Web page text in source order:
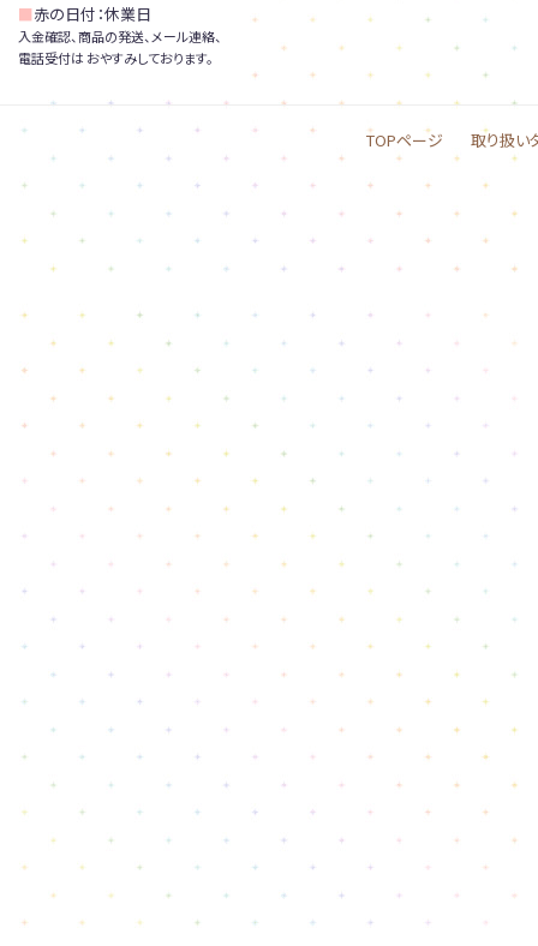
■赤の日付：休業日
入金確認、商品の発送、メール連絡、
電話受付は おやすみしております。
TOPページ 取り扱い